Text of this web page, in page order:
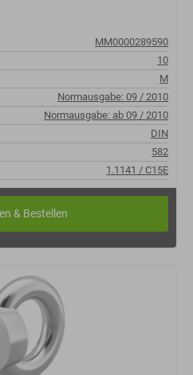
MM0000289590
10
M
Normausgabe: 09 / 2010
Normausgabe: ab 09 / 2010
DIN
582
1.1141 / C15E